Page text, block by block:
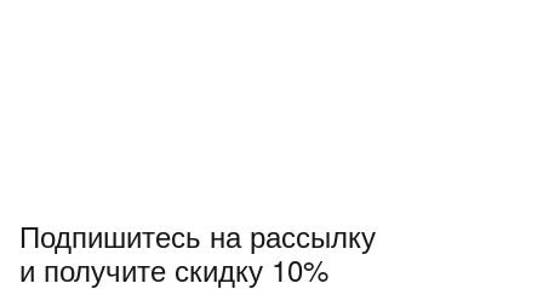
Подпишитесь на рассылку
и получите скидку 10%